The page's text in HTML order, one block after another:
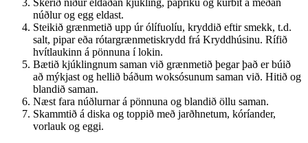
Skerið niður eldaðan kjúkling, papriku og kúrbít á meðan
núðlur og egg eldast.
Steikið grænmetið upp úr ólífuolíu, kryddið eftir smekk, t.d.
salt, pipar eða rótargrænmetiskrydd frá Kryddhúsinu. Rífið
hvítlaukinn á pönnuna í lokin.
Bætið kjúklingnum saman við grænmetið þegar það er búið
að mýkjast og hellið báðum woksósunum saman við. Hitið og
blandið saman.
Næst fara núðlurnar á pönnuna og blandið öllu saman.
Skammtið á diska og toppið með jarðhnetum, kóríander,
vorlauk og eggi.